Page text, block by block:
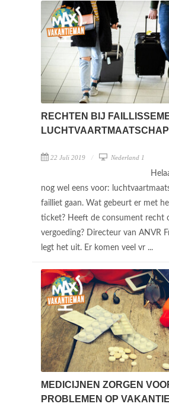
RECHTEN BIJ
22 Juli 2019 Nederland 1
nog wel eens voor:
failliet gaan. Wat gebeurt er met
ticket? Heeft de consument recht
vergoeding? Directeur van ANVR
legt het uit. Er komen veel vr ...
MEDICIJNEN ZORGEN
PROBLEMEN OP VAKANTIE